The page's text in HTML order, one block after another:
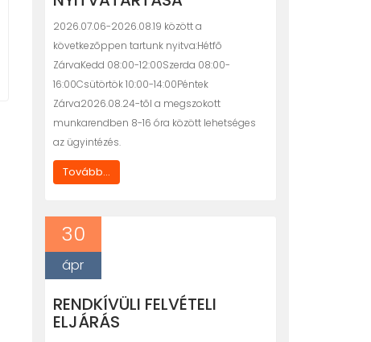
2026.07.06-2026.08.19 között a
következõppen tartunk nyitva:Hétfõ
ZárvaKedd 08:00-12:00Szerda 08:00-
16:00Csütörtök 10:00-14:00Péntek
Zárva2026.08.24-tõl a megszokott
munkarendben 8-16 óra között lehetséges
az ügyintézés.
Tovább...
30
ápr
RENDKÍVÜLI FELVÉTELI
ELJÁRÁS